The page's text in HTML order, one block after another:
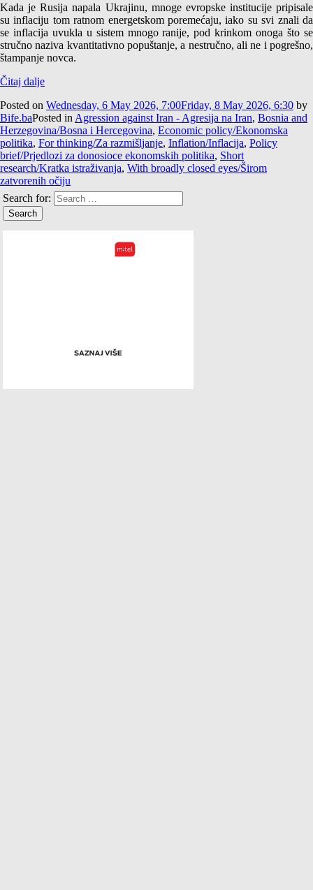
Kada je Rusija napala Ukrajinu, mnoge evropske institucije pripisale
su inflaciju tom ratnom energetskom poremećaju, iako su svi znali da
se inflacija uvukla u sistem mnogo ranije, pod krinkom onoga što se
stručno naziva kvantitativno popuštanje, a nestručno, ali ne i pogrešno,
štampanje novca.
Čitaj dalje
Posted on Wednesday, 6 May 2026, 7:00Friday, 8 May 2026, 6:30 by
Bife.baPosted in Agression against Iran - Agresija na Iran, Bosnia and
Herzegovina/Bosna i Hercegovina, Economic policy/Ekonomska
politika, For thinking/Za razmišljanje, Inflation/Inflacija, Policy
brief/Prjedlozi za donosioce ekonomskih politika, Short
research/Kratka istraživanja, With broadly closed eyes/Širom
zatvorenih očiju
Search for: